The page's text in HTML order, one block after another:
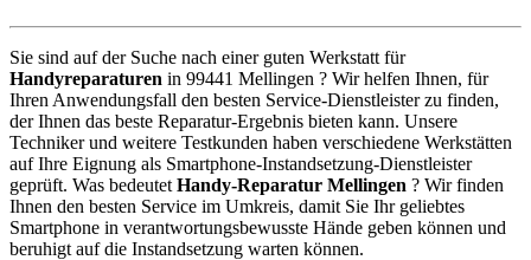
Sie sind auf der Suche nach einer guten Werkstatt für
Handyreparaturen in 99441 Mellingen ? Wir helfen Ihnen, für
Ihren Anwendungsfall den besten Service-Dienstleister zu finden,
der Ihnen das beste Reparatur-Ergebnis bieten kann. Unsere
Techniker und weitere Testkunden haben verschiedene Werkstätten
auf Ihre Eignung als Smartphone-Instandsetzung-Dienstleister
geprüft. Was bedeutet Handy-Reparatur Mellingen ? Wir finden
Ihnen den besten Service im Umkreis, damit Sie Ihr geliebtes
Smartphone in verantwortungsbewusste Hände geben können und
beruhigt auf die Instandsetzung warten können.